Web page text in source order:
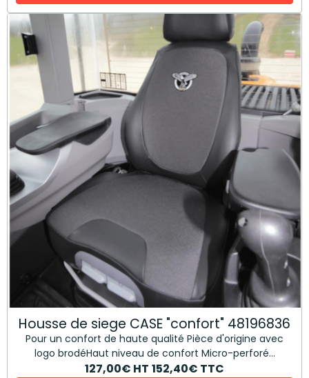
Housse de siege CASE "confort" 48196836
Pour un confort de haute qualité Pièce d'origine avec
logo brodéHaut niveau de confort Micro-perforé...
127,00€ HT 152,40€ TTC